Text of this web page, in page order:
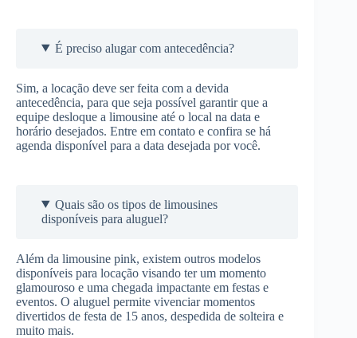
É preciso alugar com antecedência?
Sim, a locação deve ser feita com a devida
antecedência, para que seja possível garantir que a
equipe desloque a limousine até o local na data e
horário desejados. Entre em contato e confira se há
agenda disponível para a data desejada por você.
Quais são os tipos de limousines
disponíveis para aluguel?
Além da limousine pink, existem outros modelos
disponíveis para locação visando ter um momento
glamouroso e uma chegada impactante em festas e
eventos. O aluguel permite vivenciar momentos
divertidos de festa de 15 anos, despedida de solteira e
muito mais.